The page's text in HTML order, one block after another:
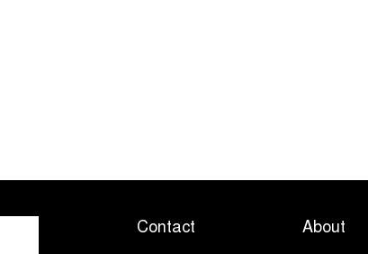
Contact About